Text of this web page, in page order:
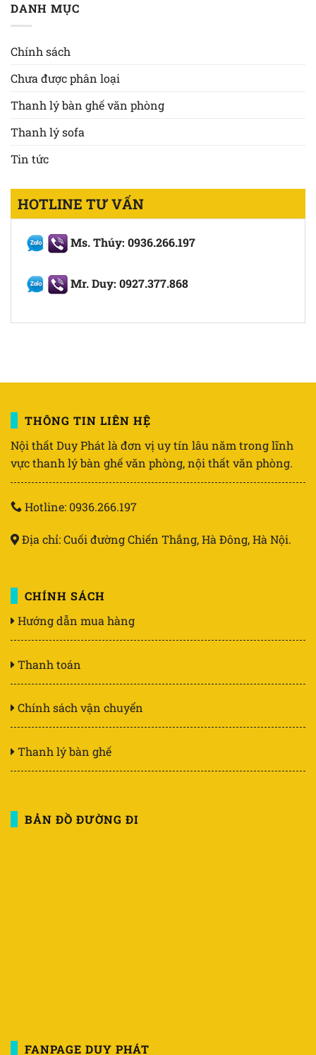
DANH MỤC
Chính sách
Chưa được phân loại
Thanh lý bàn ghế văn phòng
Thanh lý sofa
Tin tức
HOTLINE TƯ VẤN
Ms. Thúy: 0936.266.197
Mr. Duy: 0927.377.868
THÔNG TIN LIÊN HỆ
Nội thất Duy Phát là đơn vị uy tín lâu năm trong lĩnh
vực thanh lý bàn ghế văn phòng, nội thất văn phòng.
Hotline: 0936.266.197
Địa chỉ: Cuối đường Chiến Thắng, Hà Đông, Hà Nội.
CHÍNH SÁCH
Hướng dẫn mua hàng
Thanh toán
Chính sách vận chuyển
Thanh lý bàn ghế
BẢN ĐỒ ĐƯỜNG ĐI
FANPAGE DUY PHÁT